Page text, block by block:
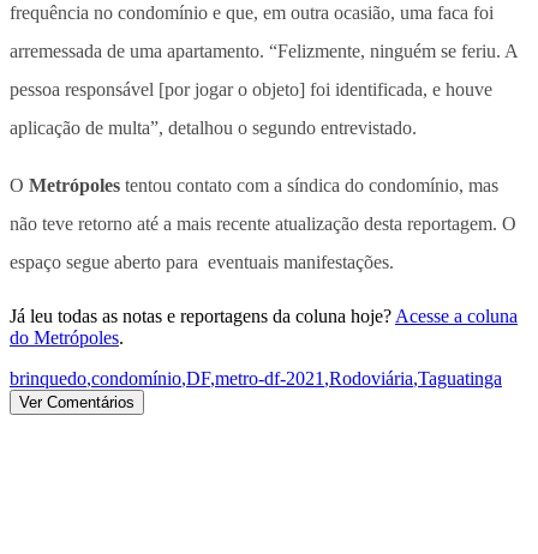
frequência no condomínio e que, em outra ocasião, uma faca foi
arremessada de uma apartamento. “Felizmente, ninguém se feriu. A
pessoa responsável [por jogar o objeto] foi identificada, e houve
aplicação de multa”, detalhou o segundo entrevistado.
O Metrópoles tentou contato com a síndica do condomínio, mas
não teve retorno até a mais recente atualização desta reportagem. O
espaço segue aberto para eventuais manifestações.
Já leu todas as notas e reportagens da coluna hoje? Acesse a coluna
do Metrópoles.
brinquedo,condomínio,DF,metro-df-2021 ,Rodoviária,Taguatinga
Ver Comentários